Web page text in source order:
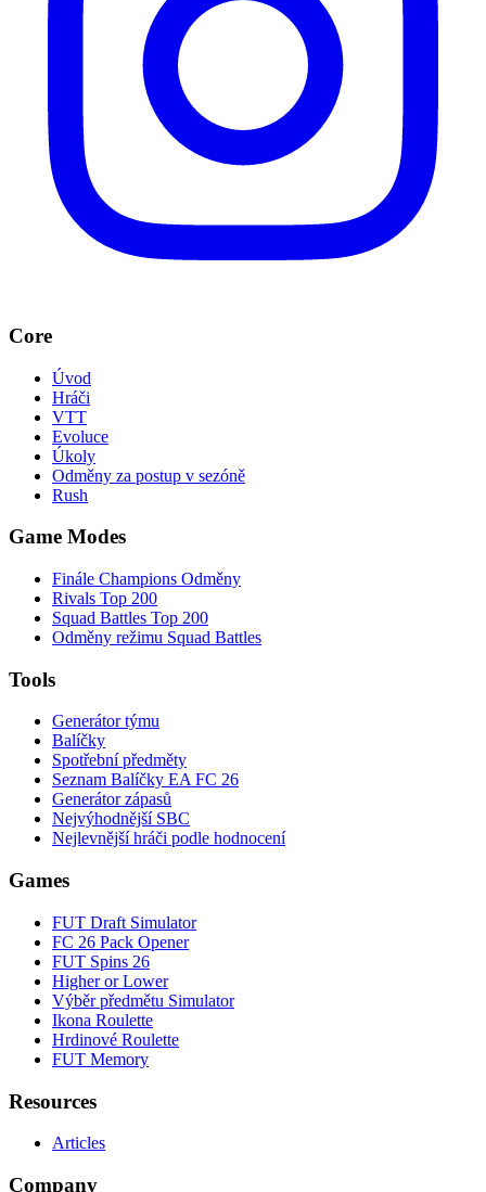
Core
Úvod
Hráči
VTT
Evoluce
Úkoly
Odměny za postup v sezóně
Rush
Game Modes
Finále Champions Odměny
Rivals Top 200
Squad Battles Top 200
Odměny režimu Squad Battles
Tools
Generátor týmu
Balíčky
Spotřební předměty
Seznam Balíčky EA FC 26
Generátor zápasů
Nejvýhodnější SBC
Nejlevnější hráči podle hodnocení
Games
FUT Draft Simulator
FC 26 Pack Opener
FUT Spins 26
Higher or Lower
Výběr předmětu Simulator
Ikona Roulette
Hrdinové Roulette
FUT Memory
Resources
Articles
Company